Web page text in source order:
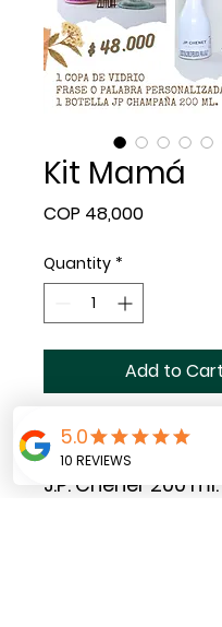
Kit Mamá
COP 48,000Price
Quantity *
Add to Cart
1 copa con texto
personalizado + 1
J.P. Chener 200